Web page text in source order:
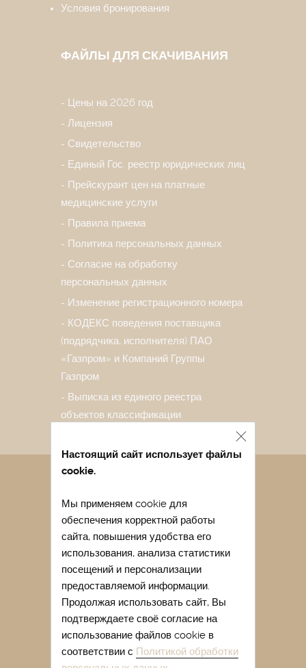
Условия бронирования
ФАЙЛЫ ДЛЯ СКАЧИВАНИЯ
Цены на 2026 год
Лицензия
Свидетельство
Единый Гос. реестр юридических лиц
Прейскурант цен на платные
медицинские услуги
Правила приема
Политика персональных данных
Согласие на обработку
персональных данных
Изменение регистрационного номера
КОДЕКС поведения поставщика
(подрядчика, исполнителя) ПАО
«Газпром» и Компаний Группы
Газпром
Выписка из единого реестра
объектов классификации
Лечение в санатории Евпатории
Отдых в Евпатории весной
Отдых в Евпатории с детьми
Легочный санаторий Крыма
Купить путевку в санаторий Крыма
Лечение сакскими грязями
Лечение гинекологических
Настоящий сайт использует файлы
cookie.
Мы применяем cookie для
обеспечения корректной работы
сайта, повышения удобства его
использования, анализа статистики
посещений и персонализации
предоставляемой информации.
Продолжая использовать сайт, Вы
подтверждаете своё согласие на
использование файлов cookie в
соответствии с Политикой обработки